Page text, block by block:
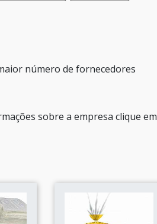
número de fornecedores
sobre a empresa clique em